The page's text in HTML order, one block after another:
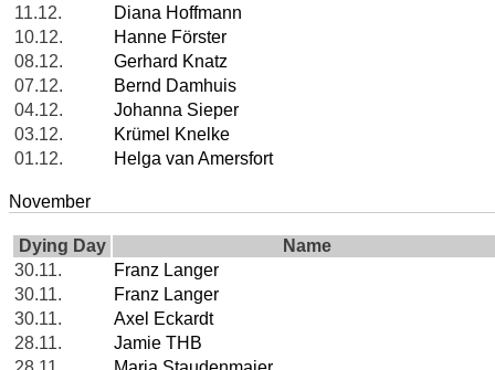
11.12.
Diana Hoffmann
10.12.
Hanne Förster
08.12.
Gerhard Knatz
07.12.
Bernd Damhuis
04.12.
Johanna Sieper
03.12.
Krümel Knelke
01.12.
Helga van Amersfort
November
Dying Day
Name
30.11.
Franz Langer
30.11.
Franz Langer
30.11.
Axel Eckardt
28.11.
Jamie THB